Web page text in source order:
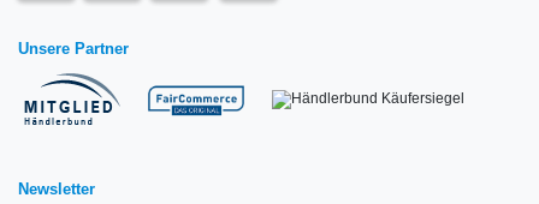
Unsere Partner
Newsletter